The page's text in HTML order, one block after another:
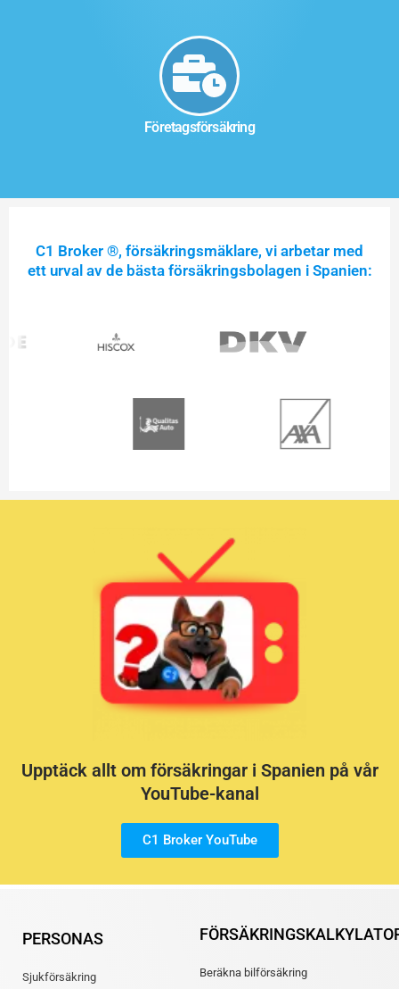
Företagsförsäkring
C1 Broker ®, försäkringsmäklare, vi arbetar med
ett urval av de bästa försäkringsbolagen i Spanien:
Upptäck allt om försäkringar i Spanien på vår
YouTube-kanal
C1 Broker YouTube
PERSONAS
Sjukförsäkring
Beräkna bilförsäkring